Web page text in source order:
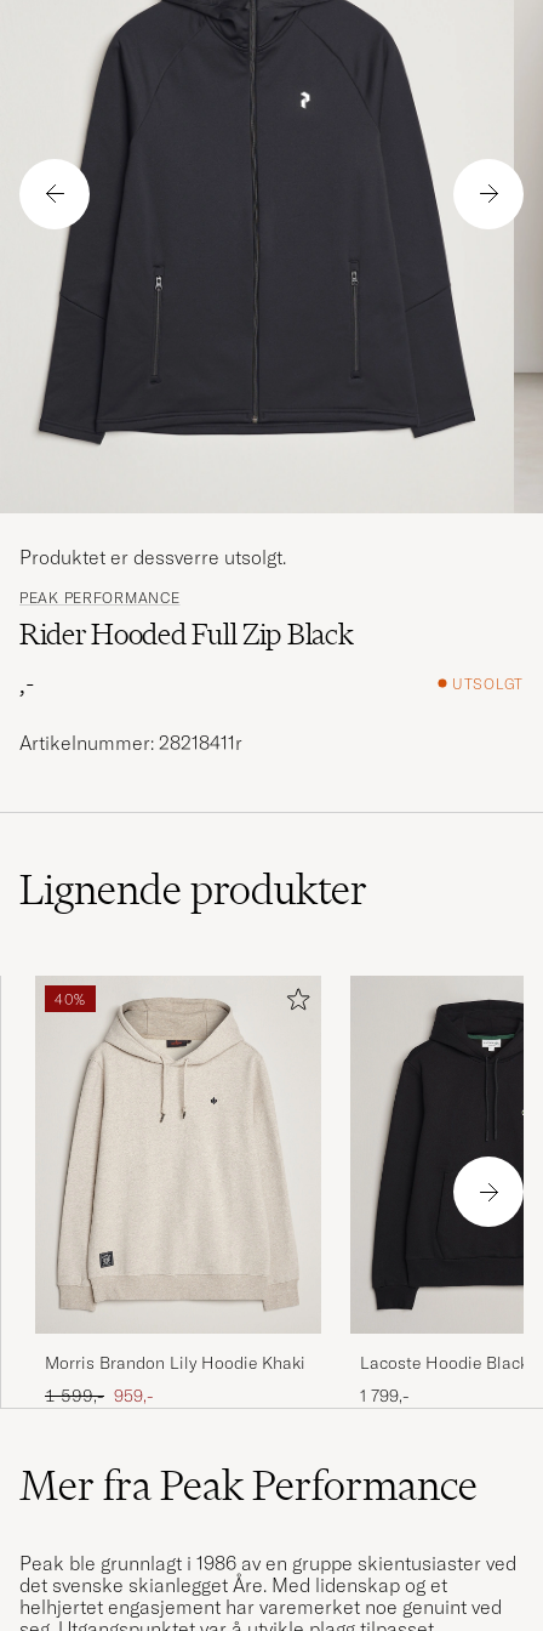
PEAK PERFORMANCE
Rider Hooded Full Zip Black
,-
UTSOLGT
Produktet er dessverre utsolgt.
Artikelnummer: 28218411r
Lignendeprodukter
40%
Morris Brandon Lily Hoodie Khaki
Ordinær pris
1 599,- Nedsatt pris
959,-
Lacoste Hoodie Black
1 799,-
Mer fra Peak Performance
Peak ble grunnlagt i 1986 av en gruppe skientusiaster ved
det svenske skianlegget Åre. Med lidenskap og et
helhjertet engasjement har varemerket noe genuint ved